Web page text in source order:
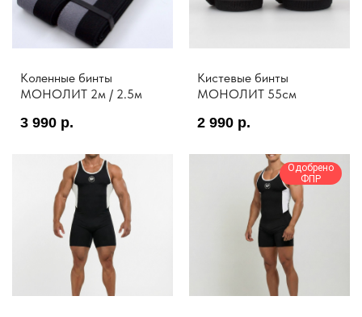
Коленные бинты
MOНОЛИТ 2м / 2.5м
3 990 р.
Кистевые бинты
MOНОЛИТ 55см
2 990 р.
Одобрено
ФПР